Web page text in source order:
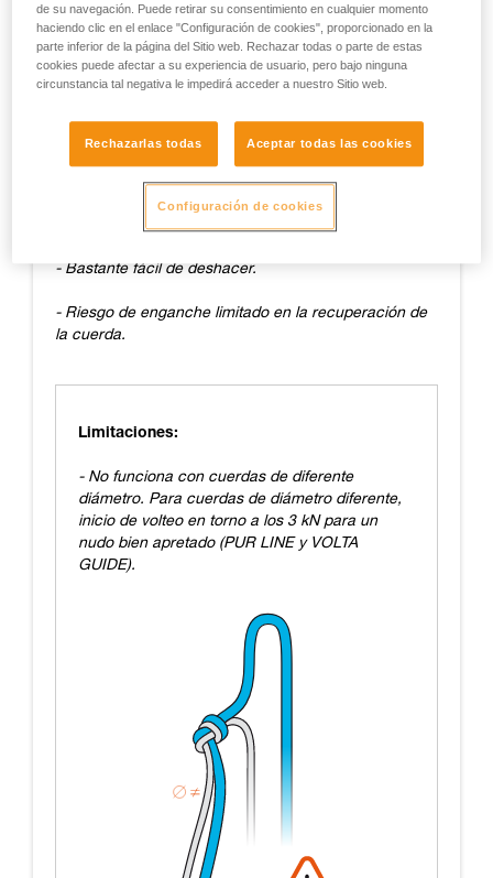
14 volteos de media.
Cabo libre restante al final del ensayo: 0 cm.
- Fácil de realizar.
- Bastante fácil de deshacer.
- Riesgo de enganche limitado en la recuperación de
la cuerda.
Limitaciones:
- No funciona con cuerdas de diferente
diámetro. Para cuerdas de diámetro diferente,
inicio de volteo en torno a los 3 kN para un
nudo bien apretado (PUR LINE y VOLTA
GUIDE).
de su navegación. Puede retirar su consentimiento en cualquier momento
haciendo clic en el enlace "Configuración de cookies", proporcionado en la
parte inferior de la página del Sitio web. Rechazar todas o parte de estas
cookies puede afectar a su experiencia de usuario, pero bajo ninguna
circunstancia tal negativa le impedirá acceder a nuestro Sitio web.
Rechazarlas todas Aceptar todas las cookies
Configuración de cookies